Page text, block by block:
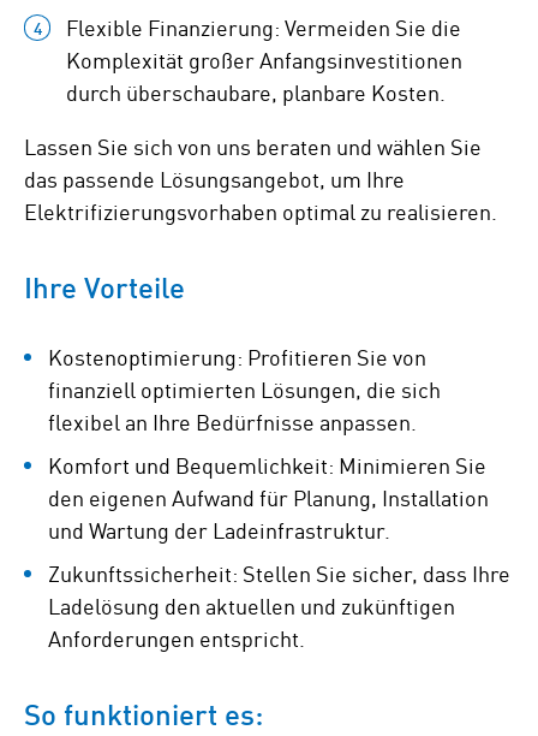
Flexible Finanzierung: Vermeiden Sie die
Komplexität großer Anfangsinvestitionen
durch überschaubare, planbare Kosten.
Lassen Sie sich von uns beraten und wählen Sie
das passende Lösungsangebot, um Ihre
Elektrifizierungsvorhaben optimal zu realisieren.
Ihre Vorteile
Kostenoptimierung: Profitieren Sie von
finanziell optimierten Lösungen, die sich
flexibel an Ihre Bedürfnisse anpassen.
Komfort und Bequemlichkeit: Minimieren Sie
den eigenen Aufwand für Planung, Installation
und Wartung der Ladeinfrastruktur.
Zukunftssicherheit: Stellen Sie sicher, dass Ihre
Ladelösung den aktuellen und zukünftigen
Anforderungen entspricht.
So funktioniert es: